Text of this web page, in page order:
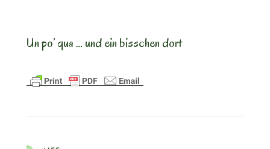
Un po’ qua … und ein bisschen dort